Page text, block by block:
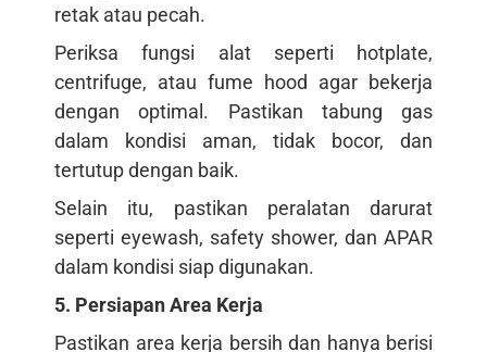
retak atau pecah.
Periksa fungsi alat seperti hotplate,
centrifuge, atau fume hood agar bekerja
dengan optimal. Pastikan tabung gas
dalam kondisi aman, tidak bocor, dan
tertutup dengan baik.
Selain itu, pastikan peralatan darurat
seperti eyewash, safety shower, dan APAR
dalam kondisi siap digunakan.
5. Persiapan Area Kerja
Pastikan area kerja bersih dan hanya berisi